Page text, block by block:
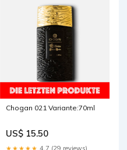
Chogan 021 Variante:70ml
US$ 15.50
★★★★★ 4.7 (29 reviews)